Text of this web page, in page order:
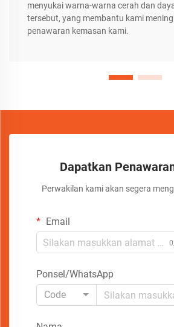
menyukai warna-warna cerah dan
tersebut, yang membantu kami
penawaran kemasan kami.
Dapatkan
Perwakilan kami akan segera
Email
Ponsel/WhatsApp
Code